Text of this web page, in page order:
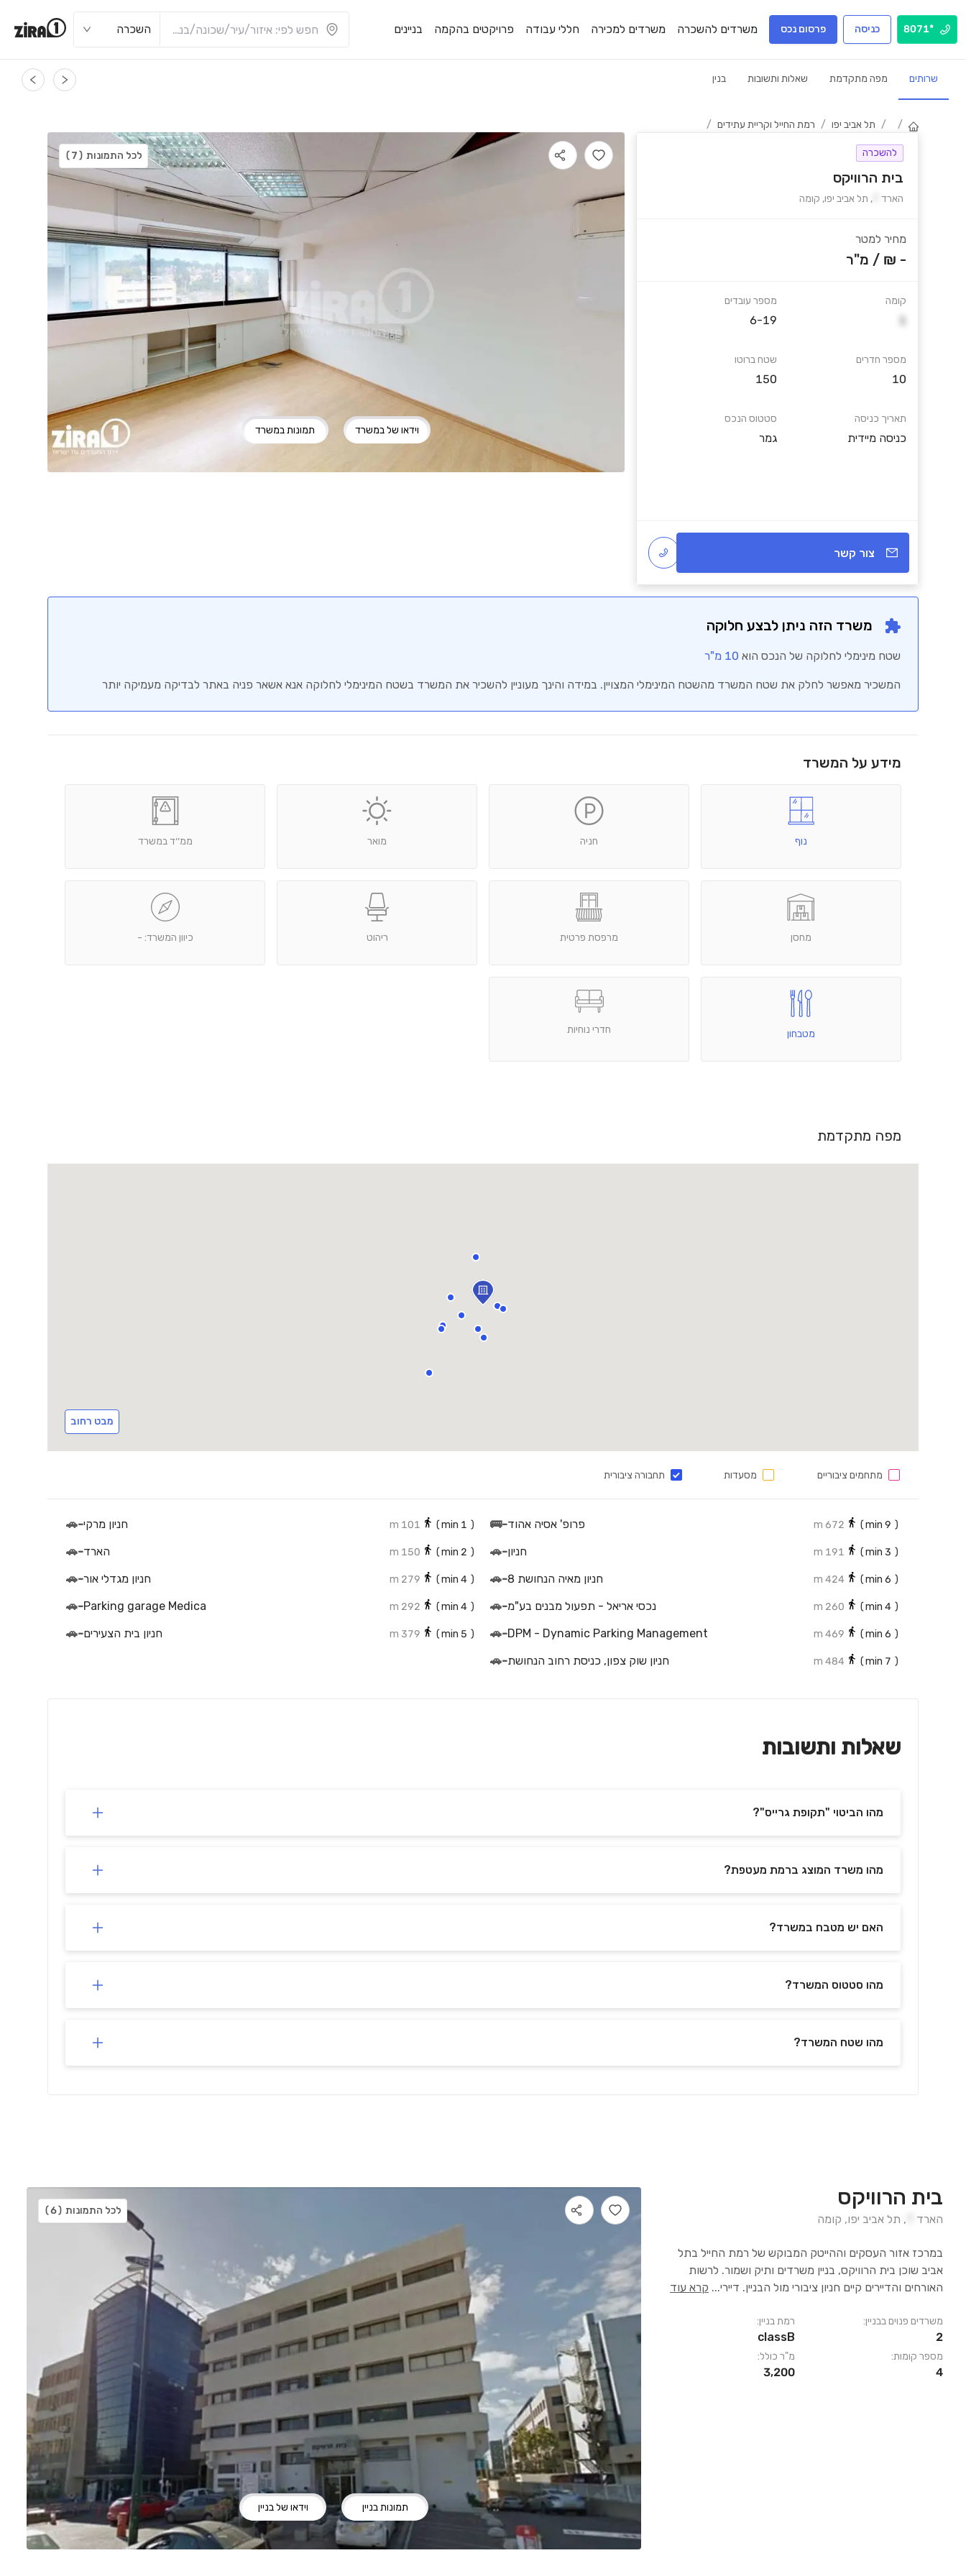
*8071 כניסה פרסום נכס משרדים להשכרה משרדים למכירה חללי עבודה פרויקטים בהקמה בניינים השכרה
שרותים מפה מתקדמת שאלות ותשובות בנין
/
/ תל אביב יפו / רמת החייל וקריית עתידים /
להשכרה
בית הרוויקס
הארד , תל אביב יפו, קומה
מחיר למטר
- ₪
/ מ"ר
קומה
מספר חדרים
10
תאריך כניסה
כניסה מיידית
מספר עובדים
6-19
שטח ברוטו
150
סטטוס הנכס
גמר
צור קשר
תמונות במשרד וידאו של במשרד
לכל התמונות (7)
משרד הזה ניתן לבצע חלוקה
שטח מינימלי לחלוקה של הנכס הוא 10 מ"ר
המשכיר מאפשר לחלק את שטח המשרד מהשטח המינימלי המצויין. במידה והינך מעוניין להשכיר את המשרד בשטח המינימלי לחלוקה אנא אשאר פניה באתר לבדיקה מעמיקה יותר
מידע על המשרד
נוף חניה מואר ממ׳׳ד במשרד
מחסן מרפסת פרטית ריהוט כיוון המשרד: -
מטבחון חדרי נוחיות
מפה מתקדמת
מבט רחוב
מתחמים ציבוריים מסעדות תחבורה ציבורית
(
9
672 m פרופ' אסיה אהוד-
🚌
(
1
101 m חניון מרקי-
🚗
(
3
191 m חניון-
🚗
(
2
150 m הארד-
🚗
(
6
424 m חניון מאיה הנחושת 8 -
🚗
(
4
279 m חניון מגדלי אור-
🚗
(
4
260 m נכסי אריאל - תפעול מבנים בע"מ-
🚗
(
4
292 m
Parking garage Medica
-
🚗
(
6
469 m
DPM - Dynamic Parking Management
-
🚗
(
5
379 m חניון בית הצעירים-
🚗
(
7
484 m חניון שוק צפון, כניסת רחוב הנחושת-
🚗
שאלות ותשובות
מהו הביטוי "תקופת גרייס"?
מהו משרד המוצג ברמת מעטפת?
האם יש מטבח במשרד?
מהו סטטוס המשרד?
מהו שטח המשרד?
בית הרוויקס
הארד , תל אביב יפו, קומה
במרכז אזור העסקים וההייטק המבוקש של רמת החייל בתל
אביב שוכן בית הרוויקס, בניין משרדים ותיק ושמור. לרשות
האורחים והדיירים קיים חניון ציבורי מול הבניין. דיירי... קרא עוד
משרדים פנוים בבניין:
2
מספר קומות:
4
רמת בניין:
classB
מ"ר כולל:
3,200
תמונות בניין וידאו של בניין
לכל התמונות (6)